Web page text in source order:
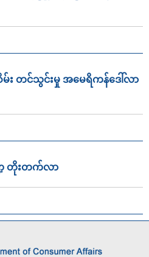
တင်သွင်းမှု အမေရိကန်ဒေါ်လာ
တိုးတက်လာ